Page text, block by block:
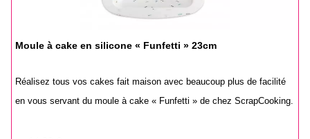
Moule à cake en silicone « Funfetti » 23cm
Réalisez tous vos cakes fait maison avec beaucoup plus de facilité
en vous servant du moule à cake « Funfetti » de chez ScrapCooking.